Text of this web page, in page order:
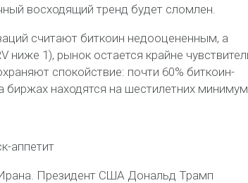
восходящий тренд будет сломлен.
считают биткоин недооцененным, а
ниже 1), рынок остается крайне
спокойствие: почти 60% биткоин-
находятся на шестилетних
аппетит
Президент США Дональд Трамп